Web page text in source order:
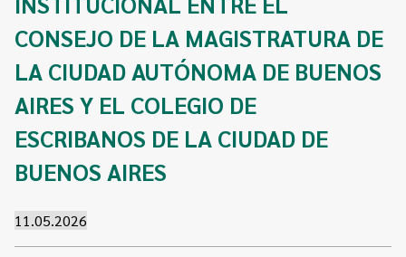
Estadísticas
Presupuesto, compras, nómina de personal y
Memorias
Convenios
Acceso a la información Pública
Visualización de Datos
Redes Internacionales
Encuentros anteriores
Programa Protagonistas de Justicia
Innovación e incidencia
Programa Educación en Derechos Humanos
Cuento con Derechos
Transparencia
Novedades
Preguntas Frecuentes
Contacto
CONSEJO DE LA MAGISTRATURA DE
LA CIUDAD AUTÓNOMA DE BUENOS
AIRES Y EL COLEGIO DE
ESCRIBANOS DE LA CIUDAD DE
BUENOS AIRES
11.05.2026